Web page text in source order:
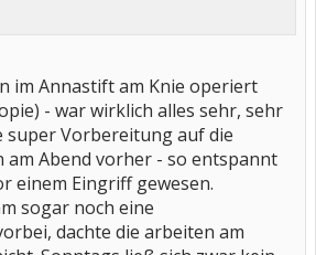
im Annastift am Knie operiert
- war wirklich alles sehr, sehr
super Vorbereitung auf die
am Abend vorher - so entspannt
einem Eingriff gewesen.
sogar noch eine
dachte die arbeiten am